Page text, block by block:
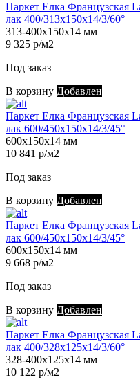
Паркет Елка Французская
лак 400/313х150х14/3/60°
313-400х150х14 мм
9 325 р/м2
Под заказ
В корзину Добавлен
Паркет Елка Французская
лак 600/450х150х14/3/45°
600х150х14 мм
10 841 р/м2
Под заказ
В корзину Добавлен
Паркет Елка Французская
лак 600/450х150х14/3/45°
600х150х14 мм
9 668 р/м2
Под заказ
В корзину Добавлен
Паркет Елка Французская
лак 400/328х125х14/3/60°
328-400х125х14 мм
10 122 р/м2